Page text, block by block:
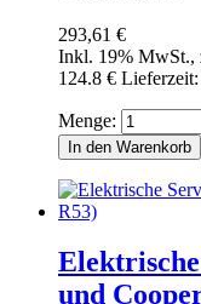
293,61 €
Inkl. 19% MwSt.,
124.8 €
Menge:
In den Warenkorb
und